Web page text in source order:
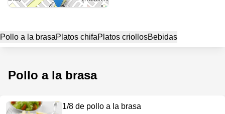
Pollo a la brasaPlatos chifaPlatos criollosBebidas
Pollo a la brasa
1/8 de pollo a la brasa